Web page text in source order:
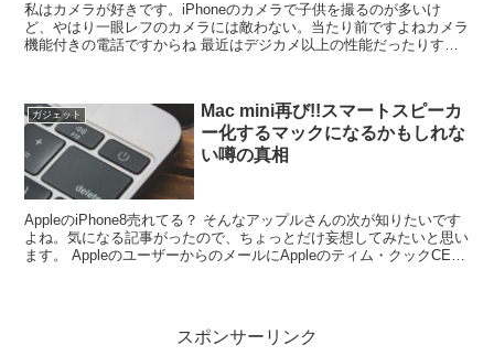
私はカメラが好きです。iPhoneのカメラで子供を撮るのが多いけ
ど、やはり一眼レフのカメラには敵わない。当たり前ですよねカメラ
機能付きの電話ですからね 最近はデジカメ以上の性能だったりする
ガジェット
Mac mini再び!!スマートスピーカ
ー化するマックになるかもしれな
い噂の真相
AppleのiPhone8売れてる？ そんなアップルさんの次が知りたいです
よね。気になる記事がったので、ちょっとだけ妄想してみたいと思い
ます。 AppleのユーザーからのメールにAppleのティム・クックCEO
スポンサーリンク